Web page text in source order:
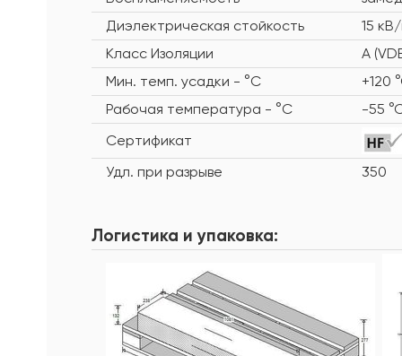
Диэлектрическая стойкость
15
Класс Изоляции
A
Мин. темп. усадки - °C
+120
Рабочая температура - °C
-55
Сертификат
Удл. при разрыве
350
Логистика и упаковка: